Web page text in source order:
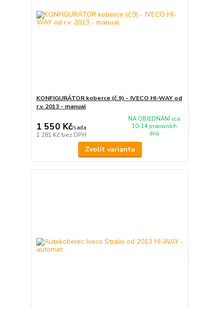
KONFIGURÁTOR koberce (č.9) - IVECO HI-WAY od
r.v. 2013 - manual
1 550 Kč/sada
1 281 Kč bez DPH
NA OBJEDNÁNÍ cca
10-14 pracovních
dnů
Zvolit variantu